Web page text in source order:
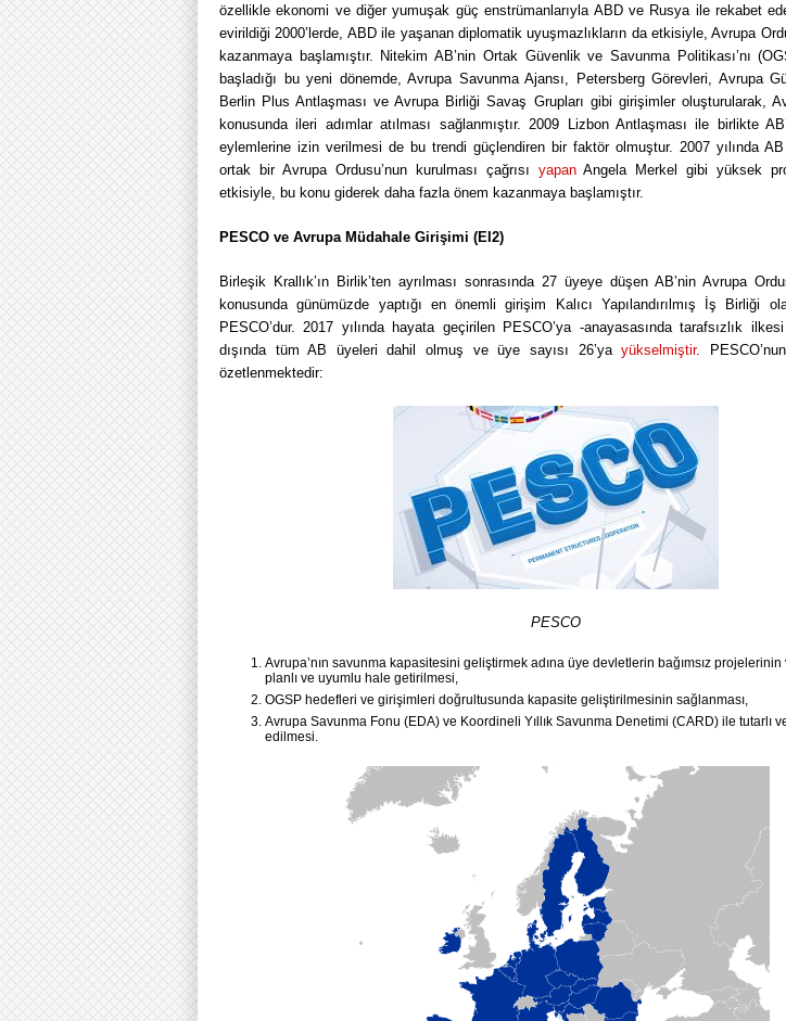
özellikle ekonomi ve diğer yumuşak güç enstrümanlarıyla ABD ve Rusya ile rekabet
evirildiği 2000’lerde, ABD ile yaşanan diplomatik uyuşmazlıkların da etkisiyle, Avrupa
kazanmaya başlamıştır. Nitekim AB’nin Ortak Güvenlik ve Savunma Politikası’nı
başladığı bu yeni dönemde, Avrupa Savunma Ajansı, Petersberg Görevleri, Avrupa
Berlin Plus Antlaşması ve Avrupa Birliği Savaş Grupları gibi girişimler oluşturularak,
konusunda ileri adımlar atılması sağlanmıştır. 2009 Lizbon Antlaşması ile birlikte
eylemlerine izin verilmesi de bu trendi güçlendiren bir faktör olmuştur. 2007 yılında AB
ortak bir Avrupa Ordusu’nun kurulması çağrısı yapanAngela Merkel gibi yüksek
etkisiyle, bu konu giderek daha fazla önem kazanmaya başlamıştır.
PESCO ve Avrupa Müdahale Girişimi (EI2)
Birleşik Krallık’ın Birlik’ten ayrılması sonrasında 27 üyeye düşen AB’nin Avrupa
konusunda günümüzde yaptığı en önemli girişim Kalıcı Yapılandırılmış İş Birliği
PESCO’dur. 2017 yılında hayata geçirilen PESCO’ya -anayasasında tarafsızlık
dışında tüm AB üyeleri dahil olmuş ve üye sayısı 26’yayükselmiştir.
özetlenmektedir:
PESCO
Avrupa’nın savunma kapasitesini geliştirmek adına üye devletlerin bağımsız
planlı ve uyumlu hale getirilmesi,
OGSP hedefleri ve girişimleri doğrultusunda kapasite geliştirilmesinin sağlanması,
Avrupa Savunma Fonu (EDA) ve Koordineli Yıllık Savunma Denetimi (CARD) ile tutarlı
edilmesi.